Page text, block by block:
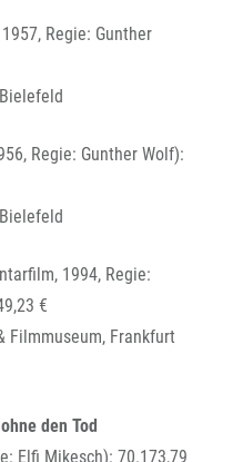
Regie: Gunther
Regie: Gunther Wolf):
1994, Regie:
€
Filmmuseum, Frankfurt
den Tod
Elfi Mikesch): 70.173,79